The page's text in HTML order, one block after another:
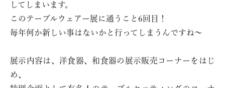
してしまいます。
このテーブルウェアー展に通うこと6回目！
毎年何か新しい事はないかと行ってしまうんですね～
展示内容は、洋食器、和食器の展示販売コーナーをはじ
め、